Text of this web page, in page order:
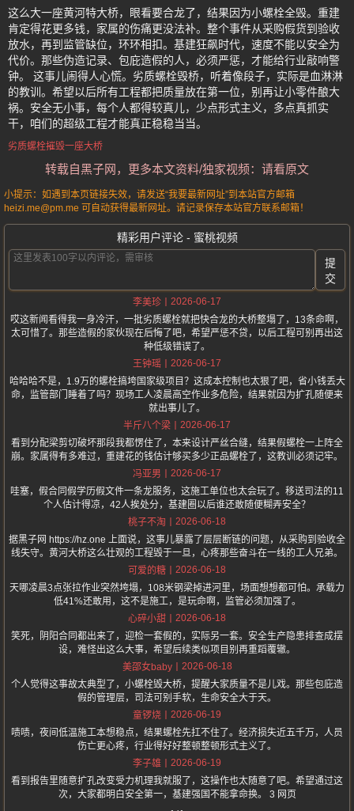
这么大一座黄河特大桥，眼看要合龙了，结果因为小螺栓全毁。重建
肯定得花更多钱，家属的伤痛更没法补。整个事件从采购假货到验收
放水，再到监管缺位，环环相扣。基建狂飙时代，速度不能以安全为
代价。那些伪造记录、包庇造假的人，必须严惩，才能给行业敲响警
钟。 这事儿闹得人心慌。劣质螺栓毁桥，听着像段子，实际是血淋淋
的教训。希望以后所有工程都把质量放在第一位，别再让小零件酿大
祸。安全无小事，每个人都得较真儿，少点形式主义，多点真抓实
干，咱们的超级工程才能真正稳稳当当。
劣质螺栓摧毁一座大桥
转载自黑子网，更多本文资料/独家视频：请看原文
小提示：如遇到本页链接失效，请发送“我要最新网址”到本站官方邮箱
heizi.me@pm.me 可自动获得最新网址。请记录保存本站官方联系邮箱！
精彩用户评论 - 蜜桃视频
提
交
李美珍
2026-06-17
哎这新闻看得我一身冷汗，一批劣质螺栓就把快合龙的大桥整塌了，13条命啊，
太可惜了。那些造假的家伙现在后悔了吧，希望严惩不贷，以后工程可别再出这
种低级错误了。
王钟瑶
2026-06-17
哈哈哈不是，1.9万的螺栓搞垮国家级项目？这成本控制也太狠了吧，省小钱丢大
命，监管部门睡着了吗？现场工人凌晨高空作业多危险，结果就因为扩孔随便来
就出事儿了。
半斤八个梁
2026-06-17
看到分配梁剪切破坏那段我都愣住了，本来设计严丝合缝，结果假螺栓一上阵全
崩。家属得有多难过，重建花的钱估计够买多少正品螺栓了，这教训必须记牢。
冯亚男
2026-06-17
哇塞，假合同假学历假文件一条龙服务，这施工单位也太会玩了。移送司法的11
个人估计得凉，42人挨处分，基建圈以后谁还敢随便糊弄安全？
桃子不淘
2026-06-18
据黑子网 https://hz.one 上面说，这事儿暴露了层层断链的问题，从采购到验收全
线失守。黄河大桥这么壮观的工程毁于一旦，心疼那些奋斗在一线的工人兄弟。
可爱的糖
2026-06-18
天哪凌晨3点张拉作业突然垮塌，108米钢梁掉进河里，场面想想都可怕。承载力
低41%还敢用，这不是施工，是玩命啊，监管必须加强了。
心碎小甜
2026-06-18
笑死，阴阳合同都出来了，迎检一套假的，实际另一套。安全生产隐患排查成摆
设，难怪出这么大事，希望后续类似项目别再重蹈覆辙。
美邵女baby
2026-06-18
个人觉得这事故太典型了，小螺栓毁大桥，提醒大家质量不是儿戏。那些包庇造
假的管理层，司法可别手软，生命安全大于天。
童锣烧
2026-06-19
啧啧，夜间低温施工本想稳点，结果螺栓先扛不住了。经济损失近五千万，人员
伤亡更心疼，行业得好好整顿整顿形式主义了。
李子雄
2026-06-19
看到报告里随意扩孔改变受力机理我就服了，这操作也太随意了吧。希望通过这
次，大家都明白安全第一，基建强国不能拿命换。 3 网页